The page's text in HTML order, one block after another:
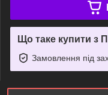
Що таке купити з
Замовлення під